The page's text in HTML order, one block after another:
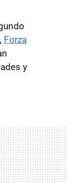
, Forza
y